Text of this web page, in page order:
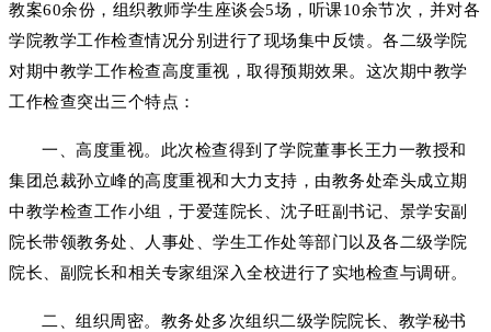
教案60余份，组织教师学生座谈会5场，听课10余节次，并对各
学院教学工作检查情况分别进行了现场集中反馈。 各二级学院
对期中教学工作检查高度重视，取得预期效果。这次期中教学
工作检查突出三个特点：
一 高度重视。 此次检查得到了学院董事长王力一教授和
集团总裁孙立峰的高度重视和大力支持，由教务处牵头成立期
中教学检查工作小组，于爱莲院长
沈子旺副书记、景学安副
院长带领教务处、人事处、学生工作处等部门以及各二级学院
院长、副院长和相关专家组深入全校进行了实地检查与调研。
二、组织周密。教务处多次组织二级学院院长、教学秘书